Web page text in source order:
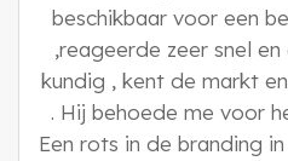
beschikbaar voor een
,reageerde zeer snel
kundig , kent de markt
. Hij behoede me voor
Een rots in de branding